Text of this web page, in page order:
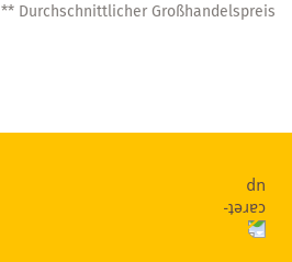
** Durchschnittlicher Großhandelspreis